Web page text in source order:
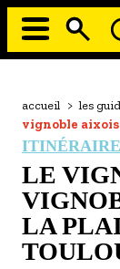
Aller
principale
À MOI LA
AU
PASSEZ À
SOUS
Fil
d'Ariane
accueil > les
vignoble
LE
LA